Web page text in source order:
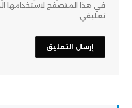
في هذا المتصفح لاستخدامها
تعليقي.